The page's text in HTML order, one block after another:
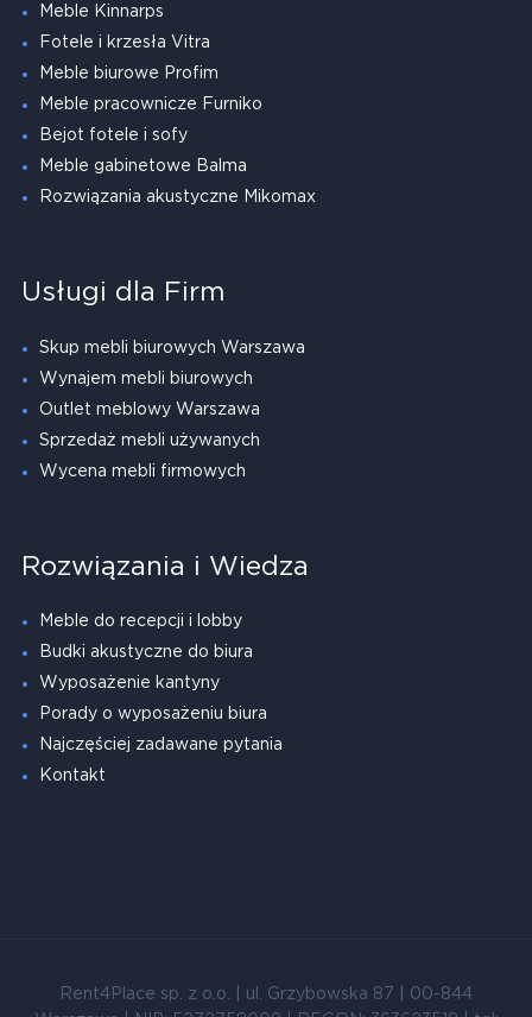
Meble Kinnarps
Fotele i krzesła Vitra
Meble biurowe Profim
Meble pracownicze Furniko
Bejot fotele i sofy
Meble gabinetowe Balma
Rozwiązania akustyczne Mikomax
Usługi dla Firm
Skup mebli biurowych Warszawa
Wynajem mebli biurowych
Outlet meblowy Warszawa
Sprzedaż mebli używanych
Wycena mebli firmowych
Rozwiązania i Wiedza
Meble do recepcji i lobby
Budki akustyczne do biura
Wyposażenie kantyny
Porady o wyposażeniu biura
Najczęściej zadawane pytania
Kontakt
Rent4Place sp. z o.o. | ul. Grzybowska 87 | 00-844